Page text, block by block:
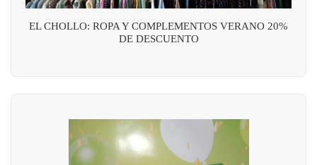
EL CHOLLO: ROPA Y COMPLEMENTOS VERANO 20%
DE DESCUENTO